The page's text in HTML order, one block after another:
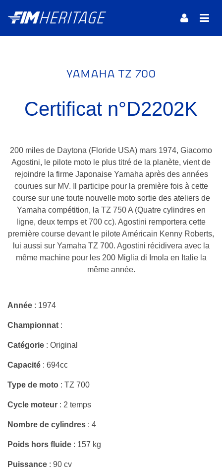
YAMAHA TZ 700
Certificat n°D2202K
200 miles de Daytona (Floride USA) mars 1974, Giacomo
Agostini, le pilote moto le plus titré de la planète, vient de
rejoindre la firme Japonaise Yamaha après des années
courues sur MV. Il participe pour la première fois à cette
course sur une toute nouvelle moto sortie des ateliers de
Yamaha compétition, la TZ 750 A (Quatre cylindres en
ligne, deux temps et 700 cc). Agostini remportera cette
première course devant le pilote Américain Kenny Roberts,
lui aussi sur Yamaha TZ 700. Agostini récidivera avec la
même machine pour les 200 Miglia di Imola en Italie la
même année.
Année : 1974
Championnat :
Catégorie : Original
Capacité : 694cc
Type de moto : TZ 700
Cycle moteur : 2 temps
Nombre de cylindres : 4
Poids hors fluide : 157 kg
Puissance : 90 cv